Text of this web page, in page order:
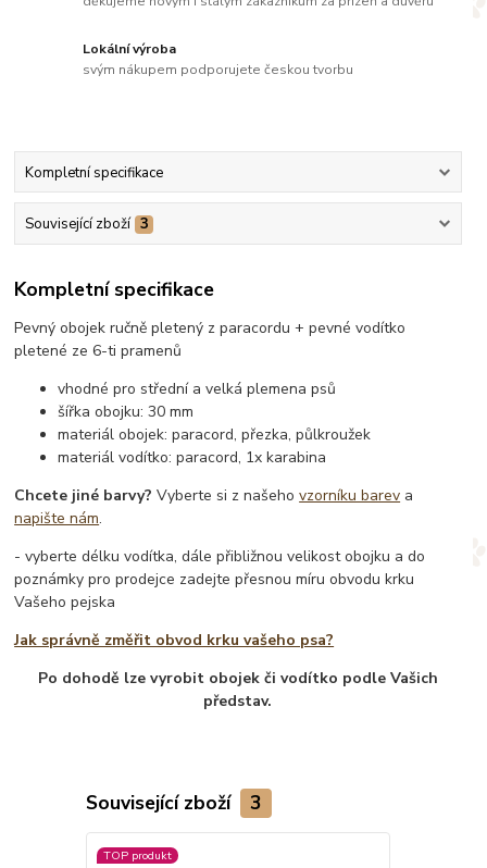
Lokální výroba
svým nákupem podporujete českou tvorbu
Kompletní specifikace
Související zboží 3
Kompletní specifikace
Pevný obojek ručně pletený z paracordu + pevné vodítko
pletené ze 6-ti pramenů
vhodné pro střední a velká plemena psů
šířka obojku: 30 mm
materiál obojek: paracord, přezka, půlkroužek
materiál vodítko: paracord, 1x karabina
Chcete jiné barvy? Vyberte si z našehovzorníku barev a
napište nám.
- vyberte délku vodítka, dále přibližnou velikost obojku a do
poznámky pro prodejce zadejte přesnou míru obvodu krku
Vašeho pejska
Jak správně změřit obvod krku vašeho psa?
Po dohodě lze vyrobit obojek či vodítko podle Vašich
představ.
Související zboží 3
TOP produkt